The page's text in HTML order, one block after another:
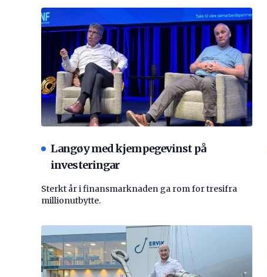
Langøy med kjempegevinst på
investeringar
Sterkt år i finansmarknaden ga rom for tresifra
millionutbytte.